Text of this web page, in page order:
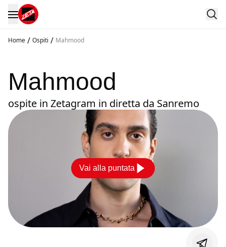
Home / Ospiti / Mahmood
Mahmood
ospite in Zetagram in diretta da Sanremo
Vai alla puntata